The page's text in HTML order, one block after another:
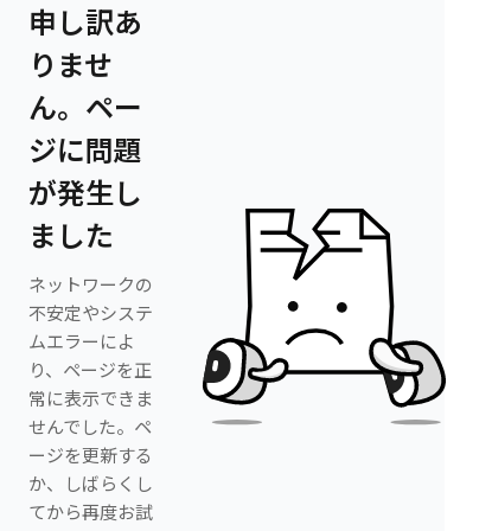
申し訳あ
りませ
ん。ペー
ジに問題
が発生し
ました
ネットワークの
不安定やシステ
ムエラーによ
り、ページを正
常に表示できま
せんでした。ペ
ージを更新する
か、しばらくし
てから再度お試